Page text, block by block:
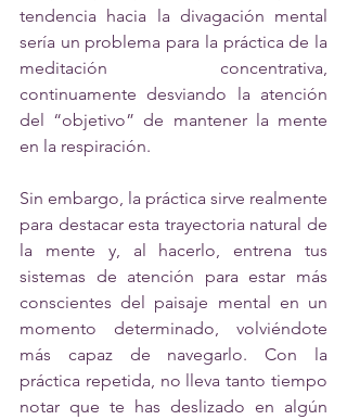
tendencia hacia la divagación mental
sería un problema para la práctica de la
meditación concentrativa,
continuamente desviando la atención
del “objetivo” de mantener la mente
en la respiración.
Sin embargo, la práctica sirve realmente
para destacar esta trayectoria natural de
la mente y, al hacerlo, entrena tus
sistemas de atención para estar más
conscientes del paisaje mental en un
momento determinado, volviéndote
más capaz de navegarlo. Con la
práctica repetida, no lleva tanto tiempo
notar que te has deslizado en algún